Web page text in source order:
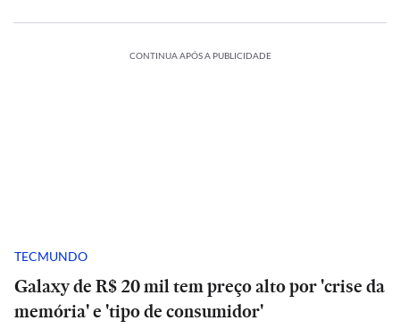
CONTINUA APÓS A PUBLICIDADE
TECMUNDO
Galaxy de R$ 20 mil tem preço alto por 'crise da
memória' e 'tipo de consumidor'